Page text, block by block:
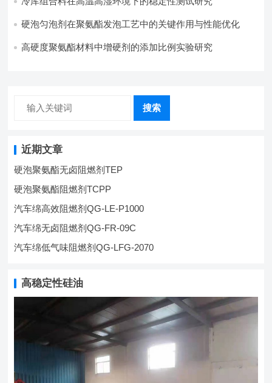
硬泡匀泡剂在聚氨酯发泡工艺中的关键作用与性能优化
高硬度聚氨酯材料中增硬剂的添加比例实验研究
搜索
近期文章
硬泡聚氨酯无卤阻燃剂TEP
硬泡聚氨酯阻燃剂TCPP
汽车绵高效阻燃剂QG-LE-P1000
汽车绵无卤阻燃剂QG-FR-09C
汽车绵低气味阻燃剂QG-LFG-2070
高稳定性硅油